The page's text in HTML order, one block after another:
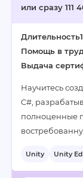
или сразу 111
Длительность
Помощь в
Выдача
Научитесь
C#,
полноценные
Unity Unity